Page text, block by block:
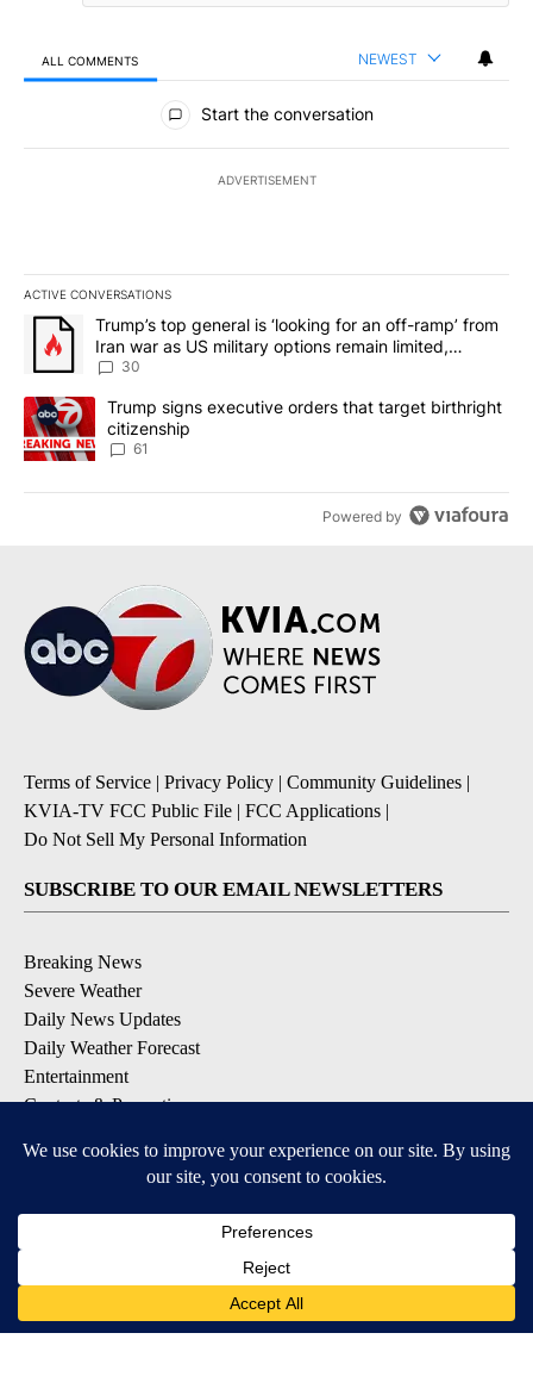
ALL COMMENTS NEWEST
All Comments
Start the conversation
ADVERTISEMENT
ACTIVE CONVERSATIONS
The following is a list of the most commented articles in the last
A trending article titled "Trump’s top general is ‘looking for an
Trump’s top general is ‘looking for an off-ramp’ from
Iran war as US military options remain limited,
sources say
30
A trending article titled "Trump signs executive orders that
Trump signs executive orders that target birthright
citizenship
61
Powered by
Terms of Service | Privacy Policy | Community Guidelines |
KVIA-TV FCC Public File | FCC Applications |
Do Not Sell My Personal Information
SUBSCRIBE TO OUR EMAIL NEWSLETTERS
Breaking News
Severe Weather
Daily News Updates
Daily Weather Forecast
Entertainment
Contests & Promotions
DOWNLOAD OUR APPS
Available for iOS and Android